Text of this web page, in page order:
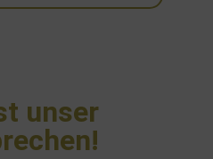
unser